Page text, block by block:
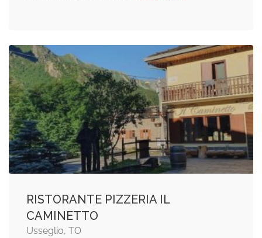
RISTORANTE PIZZERIA IL
CAMINETTO
Usseglio, TO